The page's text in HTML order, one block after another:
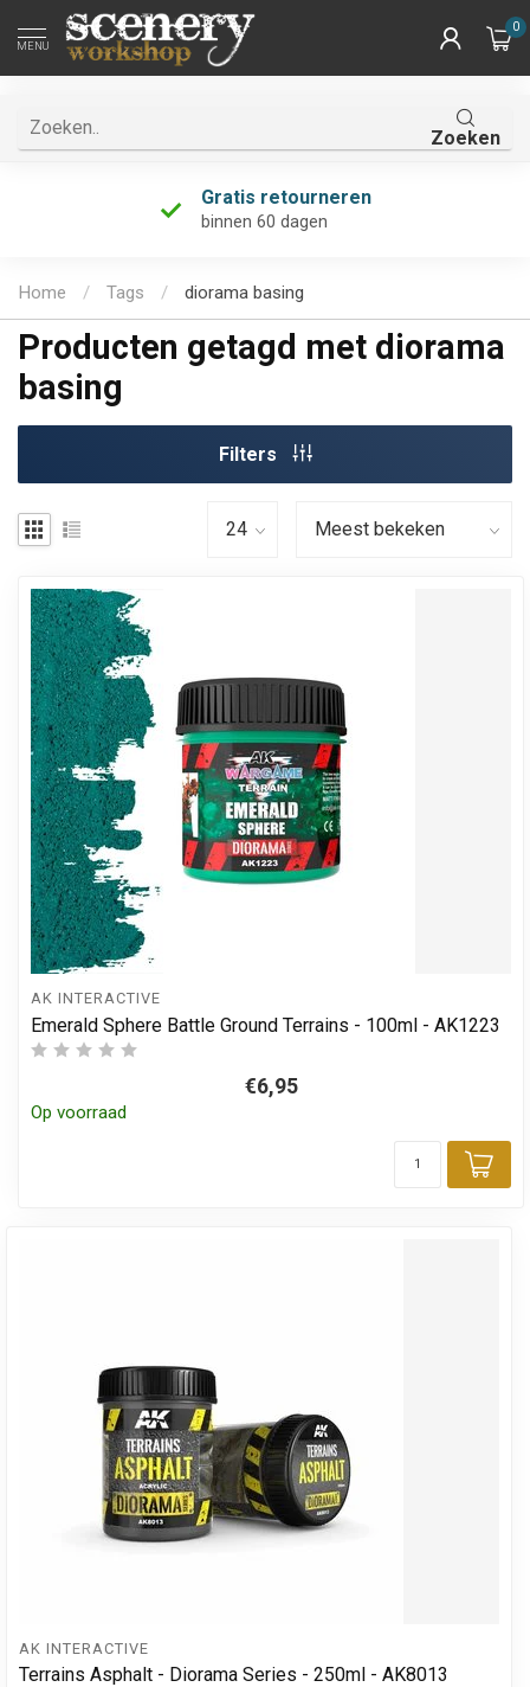
MENU
0
Zoeken
Gratis retourneren
binnen 60 dagen
Home / Tags / diorama basing
Producten getagd met diorama
basing
Filters
AK INTERACTIVE
Emerald Sphere Battle Ground Terrains - 100ml - AK1223
€6,95
Op voorraad
AK INTERACTIVE
Terrains Asphalt - Diorama Series - 250ml - AK8013